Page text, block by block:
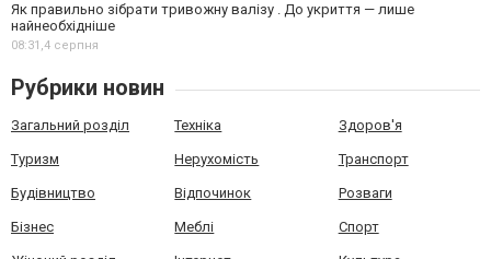
Як правильно зібрати тривожну валізу . До укриття — лише
найнеобхідніше
08:31,4 серпня
Рубрики новин
Загальний розділ Техніка Здоров'я
Туризм Нерухомість Транспорт
Будівництво Відпочинок Розваги
Бізнес Меблі Спорт